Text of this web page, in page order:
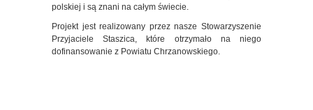
polskiej i są znani na całym świecie.
Projekt jest realizowany przez nasze Stowarzyszenie
Przyjaciele Staszica, które otrzymało na niego
dofinansowanie z Powiatu Chrzanowskiego.